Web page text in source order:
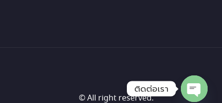
© All right reserved.
ติดต่อเรา